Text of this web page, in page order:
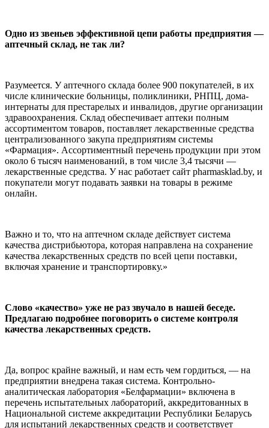
Одно из звеньев эффективной цепи работы предприятия —
аптечный склад, не так ли?
Разумеется. У аптечного склада более 900 покупателей, в их
числе клинические больницы, поликлиники, РНПЦ, дома-
интернаты для престарелых и инвалидов, другие организации
здравоохранения. Склад обеспечивает аптеки полным
ассортиментом товаров, поставляет лекарственные средства
централизованного закупа предприятиям системы
«Фармация». Ассортиментный перечень продукции при этом
около 6 тысяч наименований, в том числе 3,4 тысячи —
лекарственные средства. У нас работает сайт pharmasklad.by, и
покупатели могут подавать заявки на товары в режиме
онлайн.
Важно и то, что на аптечном складе действует система
качества дистрибьютора, которая направлена на сохранение
качества лекарственных средств по всей цепи поставки,
включая хранение и транспортировку.»
Слово «качество» уже не раз звучало в нашей беседе.
Предлагаю подробнее поговорить о системе контроля
качества лекарственных средств.
Да, вопрос крайне важный, и нам есть чем гордиться, — на
предприятии внедрена такая система. Контрольно-
аналитическая лаборатория «Белфармации» включена в
перечень испытательных лабораторий, аккредитованных в
Национальной системе аккредитации Республики Беларусь
для испытаний лекарственных средств и соответствует